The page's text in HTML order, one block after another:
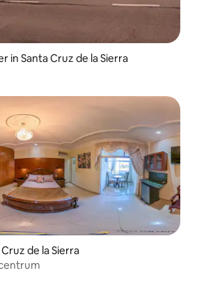
in Santa Cruz de la Sierra
de la Sierra